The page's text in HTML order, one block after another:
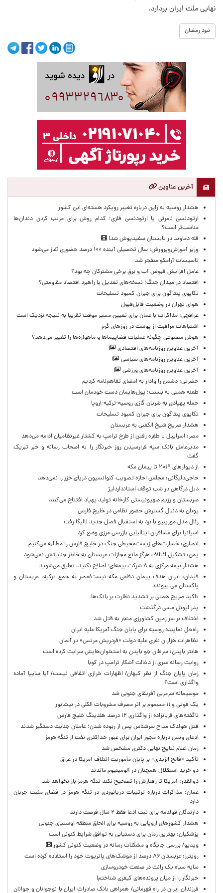
نهایی ملت ایران بردارد.
نبرد رمضان
آخرین عناوین
هشدار روسیه به ژاپن درباره تغییر رویکرد هسته‌ای این کشور
ارتودنسی نامرئی یا ارتودنسی فلزی؛ کدام روش برای مرتب کردن دندان‌ها
مناسب‌تر است؟
قله دماوند در تابستان سفیدپوش شد!
وزیر آموزش‌وپرورش: سال تحصیلی آینده ۱۰۰ درصد حضوری آغاز می‌شود
تاسیسات آرامکو منفجر شد
عامل افزایش قبوض آب و برق برخی مشترکان چه بود؟
اقتصاد در میدان جنگ؛ نسخه‌های تعدیل یا راهبرد اقتصاد مقاومتی؟
تکاپوی پنتاگون برای جبران کمبود تسلیحات
هوای تهران در وضعیت قابل‌قبول
عراقچی: مذاکرات با عمان برای تعیین مسیر موقت تقریبا به نتیجه نزدیک است
اشتباهات مراقبت از پوست در روزهای گرم
هوش مصنوعی چگونه عملیات فضاپیماها و ماهواره‌ها را تغییر می‌دهد؟
آخرین عناوین روزنامه‌های اقتصادی
آخرین عناوین روزنامه‌های سیاسی
آخرین عناوین روزنامه‌های ورزشی
حضرتی: دشمن را وادار به امضای تفاهم‌نامه کردیم
طعنه همتی به بسنت؛ پول‌هایمان دست خودمان است
حمله پهپادی به شریان گازی روسیه-ترکیه-اروپا
تکاپوی پنتاگون برای جبران کمبود تسلیحات
هشدار صریح شیخ الکعبی به عربستان
مصر: اسراییل با طفره رفتن از طرح ترامپ به کشتار غیرنظامیان ادامه می‌دهد
مدیرعامل بانک سپه فرارسیدن روز خبرنگار را به اصحاب رسانه و خبر تبریک
گفت
از دیوارهای ۲۰۱۹ تا پیمان مکه
حاجی‌دلیگانی: مجلس اجازه تصویب کنوانسیون دریای خزر را نمی‌دهد
دبل درگاهی در شب توقف استانداردلیژ
صربستان و رژیم صهیونیستی کارخانه تولید پهپاد افتتاح می‌کنند
یونان به دنبال گسترش حضور نظامی در خلیج فارس
رئال مدل مورینیو با برد به استقبال فصل جدید لالیگا رفت
اسپانیا برای مسافران ایتالیایی بازرسی مرزی وضع کرد
انصاری: خسارت‌های زیست‌محیطی جنگ در خلیج فارس را مطالبه‌ می‌کنیم
یمن: تشکیل ائتلاف هرگز مانع مجازات عربستان به خاطر جنایاتش نمی‌شود
هشدار بیمه مرکزی به ۸ شرکت بیمه‌ای؛ اصلاح نکنید، تعلیق می‌شوید
فیدان: ایران هدف پیمان دفاعی مکه نیست/مصر به جمع ترکیه، عربستان و
پاکستان می پیوندد
تاکید صریح همتی بر تشدید نظارت بر بانک‌ها
پدر لیونل مسی درگذشت
اختلاف بر سر زمین کشاورزی منجر به قتل شد
راه‌حل نماینده روسیه برای پایان جنگ آمریکا علیه ایران
تظاهرات هزاران نفری علیه دولت «فردریش مرتس» در آلمان
هانتر بایدن: سرطان جو بایدن به استخوان‌هایش سرایت کرده است
روایت رسانه عبری از دخالت آشکار ترامپ در کوبا
زمان پایان جنگ از نظر کیهان/ اظهارات خرازی اتفاقی نیست/ آیا سایپا آماده
واگذاری است؟
موسیمانه سرمربی آفریقای جنوبی شد
یک فوتی و ۱۱ مسموم بر اثر مصرف مشروبات الکلی در نیشابور
ناگفته‌های قربانزاده از واگذاری ۱۲ درصد هلدینگ خلیج فارس
قتل هولناک مداح سرشناس پس از ربوده شدن؛ عاملان جنایت دستگیر شدند
ادعای ونس درباره مجوز ایران برای عبور حداکثری نفت از تنگه هرمز
زمان اعلام نتایج نهایی دکتری مشخص شد
تأکید «فالح الزیدی» بر پایان مأموریت ائتلاف آمریکا در عراق
دو خرید استقلال همچنان در آلومینیوم ماندند
ذوالقدر: آمریکا تا رفتارش را تصحیح نکند تنگه هرمز باز نخواهد شد
عمان: مذاکرات درباره ترتیبات دریانوردی در تنگه هرمز در فضای مثبت جریان
دارد
دارندگان قولنامه برای ثبت ادعا فقط ۲ سال فرصت دارند
هشدار کشورهای اروپایی به روسیه برای الحاق منطقه اوستیای جنوبی
پزشکیان‌: بهترین زمان برای دستیابی به توافق شرایط کنونی است
ویدیو/ بررسی جایگاه و مشکلات رسانه در وضعیت کنونی کشور
رویترز: عربستان ۸۶ درصد از موشک‌های پاتریوت خود را استفاده کرده است
سایه سیاه یک رانت در صنعت خودروسازی
خبرنگار را از میان پرونده‌های کیفری شناختم!
​فرزندان ایران در راه قهرمانی/ همراهی بانک صادرات ایران با نوجوانان و جوانان